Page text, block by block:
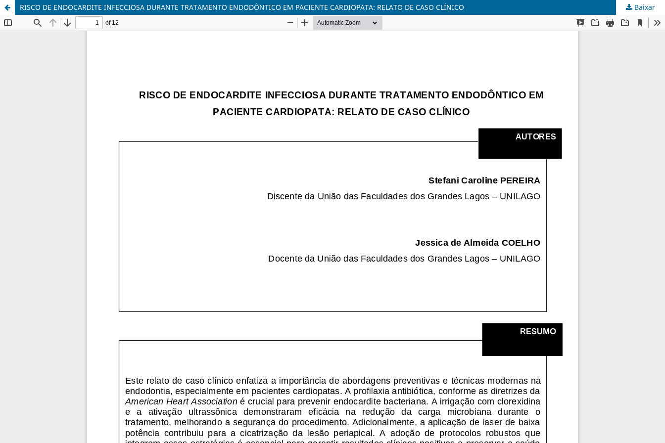
RISCO DE ENDOCARDITE INFECCIOSA DURANTE TRATAMENTO ENDODÔNTICO EM PACIENTE CARDIOPATA: RELATO DE CASO CLÍNICO Baixar